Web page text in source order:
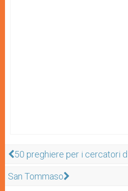
50 preghiere per i cercatori
San Tommaso